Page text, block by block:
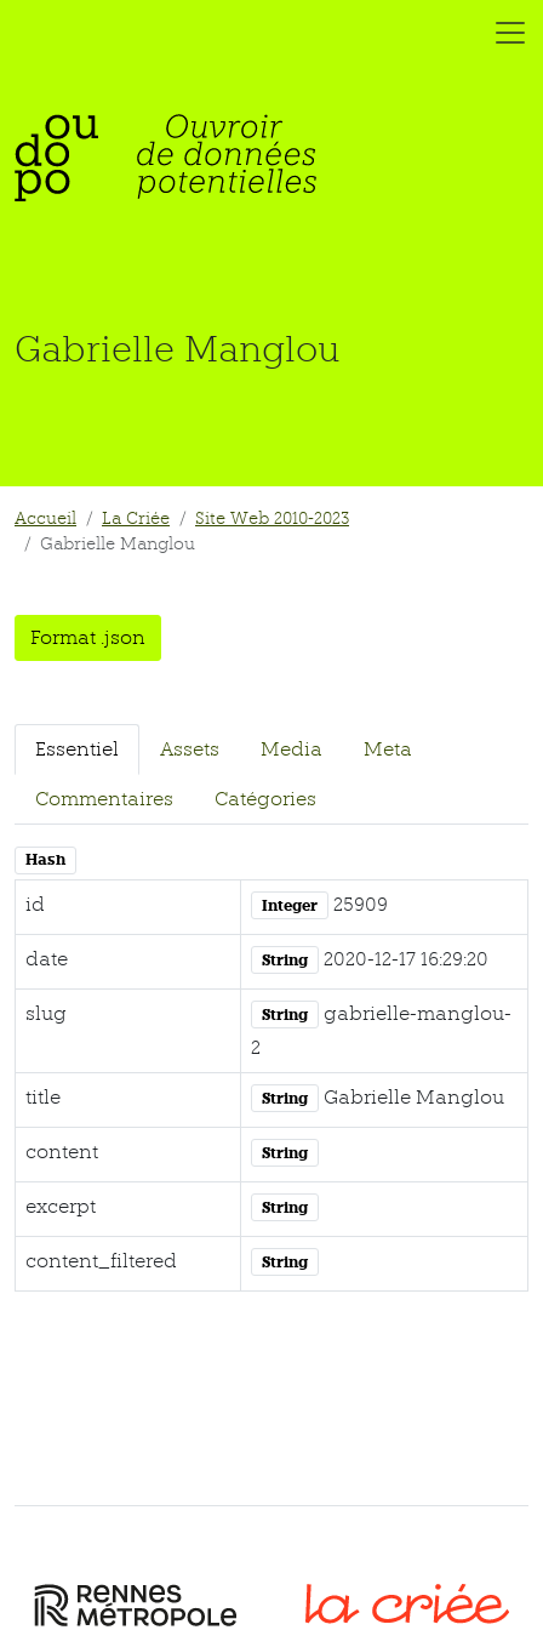
Gabrielle Manglou
Accueil La Criée
Site Web 2010-2023
Gabrielle Manglou
Format .json
Essentiel Assets Media Meta
Commentaires Catégories
Hash
id Integer 25909
date String 2020-12-17 16:29:20
slug String
gabrielle-manglou-
2
title String Gabrielle Manglou
content String
excerpt String
content_filtered String